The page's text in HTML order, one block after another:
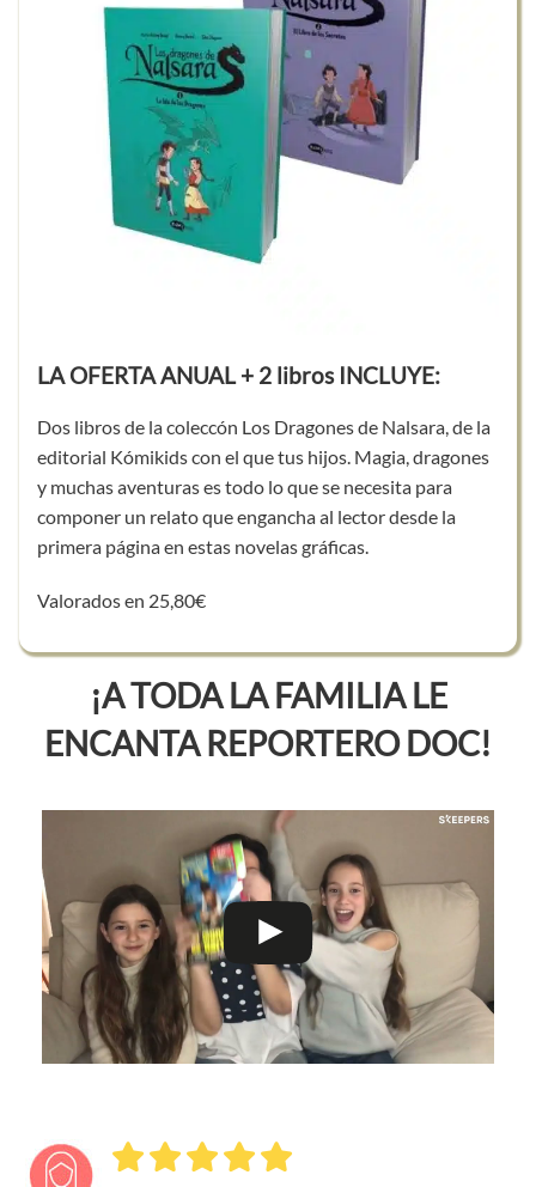
LA OFERTA ANUAL + 2 libros INCLUYE:
Dos libros de la coleccón Los Dragones de Nalsara, de la
editorial Kómikids con el que tus hijos. Magia, dragones
y muchas aventuras es todo lo que se necesita para
componer un relato que engancha al lector desde la
primera página en estas novelas gráficas.
Valorados en 25,80€
¡A TODA LA FAMILIA LE
ENCANTA REPORTERO DOC!